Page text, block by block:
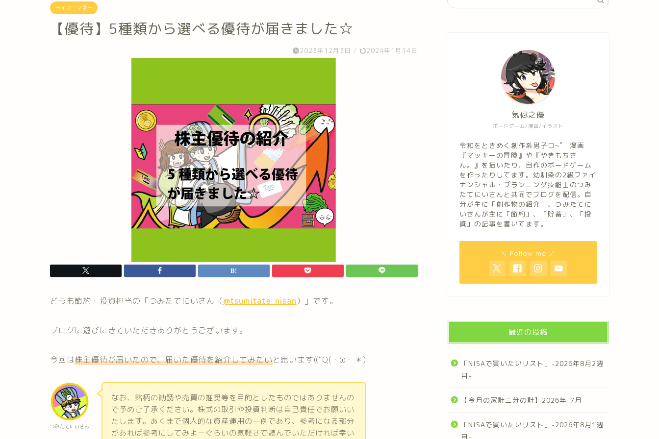
ライフ・マネー
【優待】5種類から選べる優待が届きました☆
2023年12月3日 / 2024年1月14日
どうも節約・投資担当の「つみたてにいさん（@tsumitate_nisan）」です。
ブログに遊びにきていただきありがとうございます。
今回は株主優待が届いたので、届いた優待を紹介してみたいと思います((“Q(・ω・＊)
つみたてにいさん
なお、銘柄の勧誘や売買の推奨等を目的としたものではありませんの
で予めご了承ください。株式の取引や投資判断は自己責任でお願いい
たします。あくまで個人的な資産運用の一例であり、参考になる部分
があれば参考にしてみよーぐらいの気軽さで読んでいただければ幸い
ボードゲーム/漫画/イラスト
気侭之優
令和をときめく創作系男子□~゜ 漫画
『マッキーの冒険』や『やきもちさ
ん。』を描いたり、自作のボードゲーム
を作ったりしてます。幼馴染の2級ファイ
ナンシャル・プランニング技能士のつみ
たてにいさんと共同でブログを配信。自
分が主に「創作物の紹介」、つみたてに
いさんが主に「節約」、「貯蓄」、「投
資」の記事を書いてます。
＼ Follow me ／
最近の投稿
「NISAで買いたいリスト」-2026年8月2週
目-
【今月の家計三分の計】2026年-7月-
「NISAで買いたいリスト」-2026年8月1週
目-